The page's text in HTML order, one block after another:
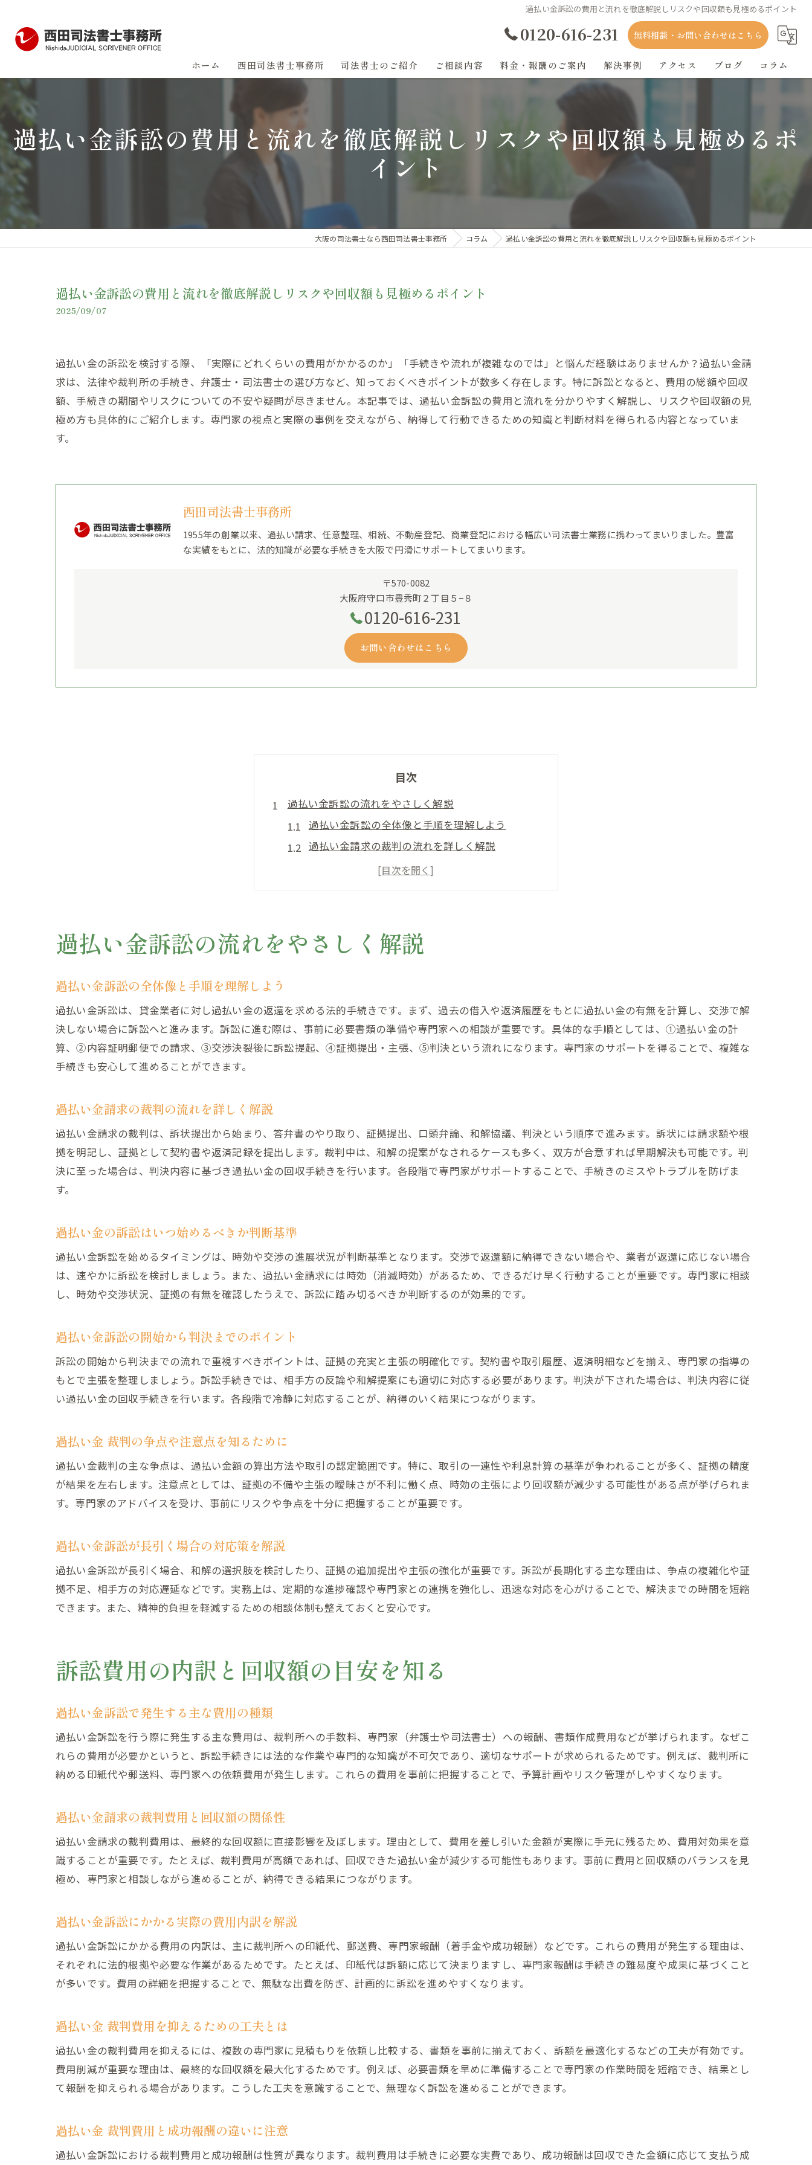
過払い金訴訟の費用と流れを徹底解説しリスクや回収額も見極めるポイント
0120-616-231 無料相談・お問い合わせはこちら
ホーム 西田司法書士事務所 司法書士のご紹介 ご相談内容
任意整理
料金・報酬のご案内 解決事例 アクセス ブログ コラム
過払い金訴訟の費用と流れを徹底解説しリスクや回収額も見極めるポ
イント
大阪の司法書士なら西田司法書士事務所 コラム 過払い金訴訟の費用と流れを徹底解説しリスクや回収額も見極めるポイント
過払い金訴訟の費用と流れを徹底解説しリスクや回収額も見極めるポイント
2025/09/07
過払い金の訴訟を検討する際、「実際にどれくらいの費用がかかるのか」「手続きや流れが複雑なのでは」と悩んだ経験はありませんか？過払い金請
求は、法律や裁判所の手続き、弁護士・司法書士の選び方など、知っておくべきポイントが数多く存在します。特に訴訟となると、費用の総額や回収
額、手続きの期間やリスクについての不安や疑問が尽きません。本記事では、過払い金訴訟の費用と流れを分かりやすく解説し、リスクや回収額の見
極め方も具体的にご紹介します。専門家の視点と実際の事例を交えながら、納得して行動できるための知識と判断材料を得られる内容となっていま
す。
西田司法書士事務所
1955年の創業以来、過払い請求、任意整理、相続、不動産登記、商業登記における幅広い司法書士業務に携わってまいりました。豊富
な実績をもとに、法的知識が必要な手続きを大阪で円滑にサポートしてまいります。
〒570-0082
大阪府守口市豊秀町２丁目５−８
0120-616-231
お問い合わせはこちら
目次
過払い金訴訟の流れをやさしく解説
過払い金訴訟の全体像と手順を理解しよう
過払い金請求の裁判の流れを詳しく解説
過払い金の訴訟はいつ始めるべきか判断基準
過払い金訴訟の開始から判決までのポイント
過払い金訴訟が長引く場合の対応策を解説
訴訟費用の内訳と回収額の目安を知る
過払い金訴訟にかかる実際の費用内訳を解説
過払い金 裁判費用を抑えるための工夫とは
過払い金 裁判費用と成功報酬の違いに注意
過払い金訴訟で選ぶべき専門家の見極め方
過払い金 裁判で弁護士と司法書士の違いを比較
過払い金裁判の平均的な期間と注意点について
過払い金 裁判が長引く主な理由と対策方法
過払い金訴訟で想定されるスケジュール例
過払い金 裁判期間と回数の実体験から学ぶ
実際に負けるリスクやデメリットも解説
過払い金請求で失敗を避けるための対策
過払い金訴訟リスクを最小限に抑える方法
過払い金 裁判の控訴リスクや対応策を紹介
過払い金訴訟を早期解決するための工夫とは
過払い金 裁判が長引く原因と対処方法
過払い金訴訟でスムーズな進行を目指すコツ
過払い金裁判の交渉ポイントと失敗例
過払い金 裁判判決の特徴とメリット・デメリット
過払い金請求で和解を選ぶ際の判断基準
過払い金訴訟の判決までの流れと注意点
過払い金訴訟で失敗しない判断基準とは
過払い金訴訟で失敗を防ぐための重要な視点
過払い金請求の成功率を高める判断基準
過払い金訴訟の費用対効果を確かめる方法
過払い金訴訟で後悔しないためのポイント
過払い金訴訟の流れをやさしく解説
過払い金訴訟の全体像と手順を理解しよう
過払い金訴訟は、貸金業者に対し過払い金の返還を求める法的手続きです。まず、過去の借入や返済履歴をもとに過払い金の有無を計算し、交渉で解
決しない場合に訴訟へと進みます。訴訟に進む際は、事前に必要書類の準備や専門家への相談が重要です。具体的な手順としては、①過払い金の計
算、②内容証明郵便での請求、③交渉決裂後に訴訟提起、④証拠提出・主張、⑤判決という流れになります。専門家のサポートを得ることで、複雑な
手続きも安心して進めることができます。
過払い金請求の裁判の流れを詳しく解説
過払い金請求の裁判は、訴状提出から始まり、答弁書のやり取り、証拠提出、口頭弁論、和解協議、判決という順序で進みます。訴状には請求額や根
拠を明記し、証拠として契約書や返済記録を提出します。裁判中は、和解の提案がなされるケースも多く、双方が合意すれば早期解決も可能です。判
決に至った場合は、判決内容に基づき過払い金の回収手続きを行います。各段階で専門家がサポートすることで、手続きのミスやトラブルを防げま
す。
過払い金の訴訟はいつ始めるべきか判断基準
過払い金訴訟を始めるタイミングは、時効や交渉の進展状況が判断基準となります。交渉で返還額に納得できない場合や、業者が返還に応じない場合
は、速やかに訴訟を検討しましょう。また、過払い金請求には時効（消滅時効）があるため、できるだけ早く行動することが重要です。専門家に相談
し、時効や交渉状況、証拠の有無を確認したうえで、訴訟に踏み切るべきか判断するのが効果的です。
過払い金訴訟の開始から判決までのポイント
訴訟の開始から判決までの流れで重視すべきポイントは、証拠の充実と主張の明確化です。契約書や取引履歴、返済明細などを揃え、専門家の指導の
もとで主張を整理しましょう。訴訟手続きでは、相手方の反論や和解提案にも適切に対応する必要があります。判決が下された場合は、判決内容に従
い過払い金の回収手続きを行います。各段階で冷静に対応することが、納得のいく結果につながります。
過払い金 裁判の争点や注意点を知るために
過払い金裁判の主な争点は、過払い金額の算出方法や取引の認定範囲です。特に、取引の一連性や利息計算の基準が争われることが多く、証拠の精度
が結果を左右します。注意点としては、証拠の不備や主張の曖昧さが不利に働く点、時効の主張により回収額が減少する可能性がある点が挙げられま
す。専門家のアドバイスを受け、事前にリスクや争点を十分に把握することが重要です。
過払い金訴訟が長引く場合の対応策を解説
過払い金訴訟が長引く場合、和解の選択肢を検討したり、証拠の追加提出や主張の強化が重要です。訴訟が長期化する主な理由は、争点の複雑化や証
拠不足、相手方の対応遅延などです。実務上は、定期的な進捗確認や専門家との連携を強化し、迅速な対応を心がけることで、解決までの時間を短縮
できます。また、精神的負担を軽減するための相談体制も整えておくと安心です。
訴訟費用の内訳と回収額の目安を知る
過払い金訴訟で発生する主な費用の種類
過払い金訴訟を行う際に発生する主な費用は、裁判所への手数料、専門家（弁護士や司法書士）への報酬、書類作成費用などが挙げられます。なぜこ
れらの費用が必要かというと、訴訟手続きには法的な作業や専門的な知識が不可欠であり、適切なサポートが求められるためです。例えば、裁判所に
納める印紙代や郵送料、専門家への依頼費用が発生します。これらの費用を事前に把握することで、予算計画やリスク管理がしやすくなります。
過払い金請求の裁判費用と回収額の関係性
過払い金請求の裁判費用は、最終的な回収額に直接影響を及ぼします。理由として、費用を差し引いた金額が実際に手元に残るため、費用対効果を意
識することが重要です。たとえば、裁判費用が高額であれば、回収できた過払い金が減少する可能性もあります。事前に費用と回収額のバランスを見
極め、専門家と相談しながら進めることが、納得できる結果につながります。
過払い金訴訟にかかる実際の費用内訳を解説
過払い金訴訟にかかる費用の内訳は、主に裁判所への印紙代、郵送費、専門家報酬（着手金や成功報酬）などです。これらの費用が発生する理由は、
それぞれに法的根拠や必要な作業があるためです。たとえば、印紙代は訴額に応じて決まりますし、専門家報酬は手続きの難易度や成果に基づくこと
が多いです。費用の詳細を把握することで、無駄な出費を防ぎ、計画的に訴訟を進めやすくなります。
過払い金 裁判費用を抑えるための工夫とは
過払い金の裁判費用を抑えるには、複数の専門家に見積もりを依頼し比較する、書類を事前に揃えておく、訴額を最適化するなどの工夫が有効です。
費用削減が重要な理由は、最終的な回収額を最大化するためです。例えば、必要書類を早めに準備することで専門家の作業時間を短縮でき、結果とし
て報酬を抑えられる場合があります。こうした工夫を意識することで、無理なく訴訟を進めることができます。
過払い金 裁判費用と成功報酬の違いに注意
過払い金訴訟における裁判費用と成功報酬は性質が異なります。裁判費用は手続きに必要な実費であり、成功報酬は回収できた金額に応じて支払う成